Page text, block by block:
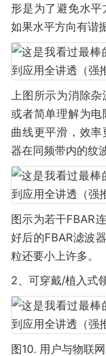
形是为了避免水平
如果水平方向有谐
上图所示为消除
或者简单理解为
曲线更平滑，效
器在同频带内的纹
图示为若干FBAR
好后的FBAR滤波
粒还要小上许多。
2、可穿戴/植入式
图10. 用户与物联网